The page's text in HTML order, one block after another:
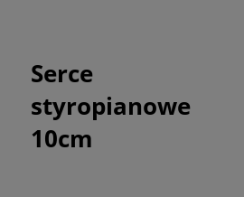
Serce
styropianowe
10cm